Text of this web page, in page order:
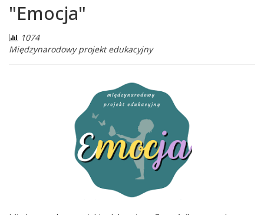
"Emocja"
Liczba
odwiedzających:
1074
Międzynarodowy projekt edukacyjny